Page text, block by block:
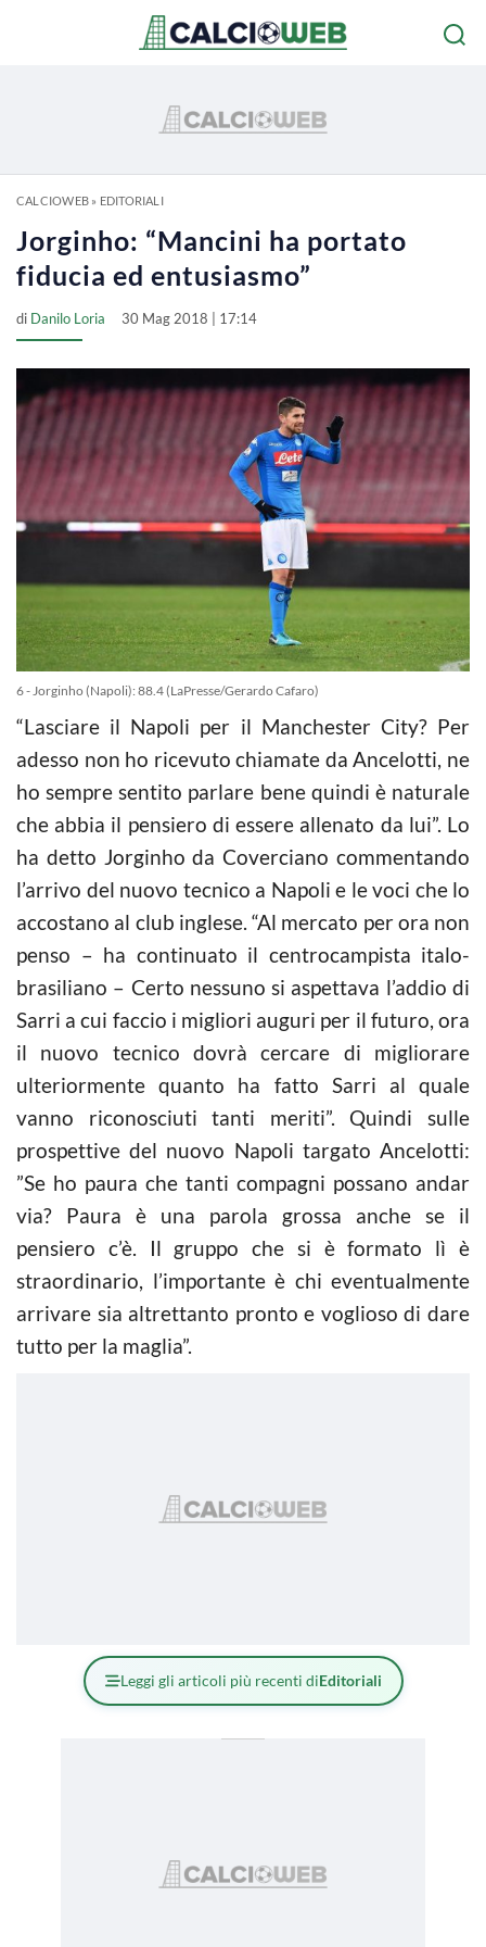
CALCIOWEB» EDITORIALI
Jorginho: “Mancini ha portato
fiducia ed entusiasmo”
di Danilo Loria 30 Mag 2018 | 17:14
6 - Jorginho (Napoli): 88.4 (LaPresse/Gerardo Cafaro)
“Lasciare il Napoli per il Manchester City? Per
adesso non ho ricevuto chiamate da Ancelotti, ne
ho sempre sentito parlare bene quindi è naturale
che abbia il pensiero di essere allenato da lui”. Lo
ha detto Jorginho da Coverciano commentando
l’arrivo del nuovo tecnico a Napoli e le voci che lo
accostano al club inglese. “Al mercato per ora non
penso – ha continuato il centrocampista italo-
brasiliano – Certo nessuno si aspettava l’addio di
Sarri a cui faccio i migliori auguri per il futuro, ora
il nuovo tecnico dovrà cercare di migliorare
ulteriormente quanto ha fatto Sarri al quale
vanno riconosciuti tanti meriti”. Quindi sulle
prospettive del nuovo Napoli targato Ancelotti:
”Se ho paura che tanti compagni possano andar
via? Paura è una parola grossa anche se il
pensiero c’è. Il gruppo che si è formato lì è
straordinario, l’importante è chi eventualmente
arrivare sia altrettanto pronto e voglioso di dare
tutto per la maglia”.
Leggi gli articoli più recenti diEditoriali